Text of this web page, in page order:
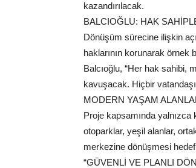
kazandırılacak.
BALCIOĞLU: HAK
Dönüşüm sürecine ilişkin
haklarının korunarak örnek
Balcıoğlu, “Her hak sahibi,
kavuşacak. Hiçbir
MODERN YAŞAM
Proje kapsamında
otoparklar, yeşil alanlar,
merkezine dönüşmesi
“GÜVENLİ VE PLANLI